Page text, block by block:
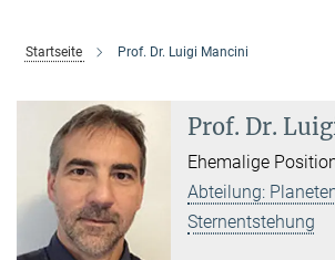
Startseite Prof. Dr. Luigi Mancini
Prof. Dr.
Ehemalige
Abteilung:
Sternentstehung